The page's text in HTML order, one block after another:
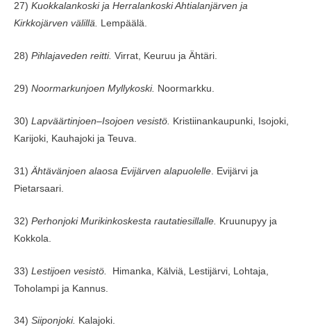
27) Kuokkalankoski ja Herralankoski Ahtialanjärven ja
Kirkkojärven välillä. Lempäälä.
28) Pihlajaveden reitti. Virrat, Keuruu ja Ähtäri.
29) Noormarkunjoen Myllykoski. Noormarkku.
30) Lapväärtinjoen–Isojoen vesistö.
Kristiinankaupunki, Isojoki,
Karijoki, Kauhajoki ja Teuva.
31) Ähtävänjoen alaosa Evijärven alapuolelle . Evijärvi ja
Pietarsaari.
32) Perhonjoki Murikinkoskesta rautatiesillalle. Kruunupyy ja
Kokkola.
33) Lestijoen vesistö.
Himanka, Kälviä, Lestijärvi, Lohtaja,
Toholampi ja Kannus.
34) Siiponjoki. Kalajoki.